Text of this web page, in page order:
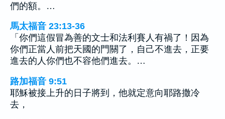
們的額。…
馬太福音 23:13-36
「你們這假冒為善的文士和法利賽人有禍了！因為
你們正當人前把天國的門關了，自己不進去，正要
進去的人你們也不容他們進去。…
路加福音 9:51
耶穌被接上升的日子將到，他就定意向耶路撒冷
去，